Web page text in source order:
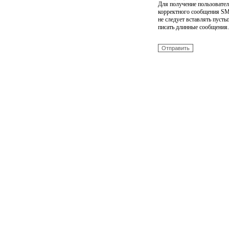
Для получение
корректного сообщения
не следует вставлять
писать длинные сообщения.